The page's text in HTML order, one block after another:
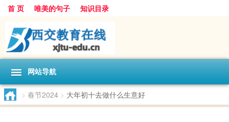
首 页 唯美的句子 知识目录
网站导航
> 春节2024 > 大年初十去做什么生意好